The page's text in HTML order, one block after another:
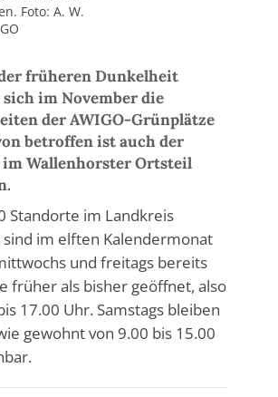
Foto: A. W.
früheren Dunkelheit
im November die
der AWIGO-Grünplätze
betroffen ist auch der
Wallenhorster Ortsteil
Standorte im Landkreis
sind im elften Kalendermonat
und freitags bereits
früher als bisher geöffnet, also
17.00 Uhr. Samstags bleiben
gewohnt von 9.00 bis 15.00